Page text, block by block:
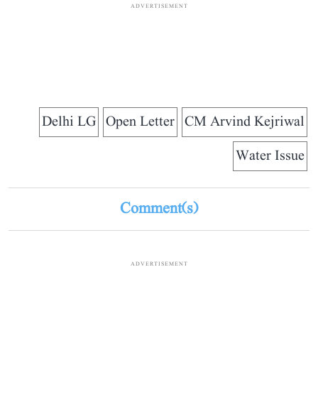
ADVERTISEMENT
CM Arvind Kejriwal
Open Letter
Delhi LG
Water Issue
Comment(s)
ADVERTISEMENT